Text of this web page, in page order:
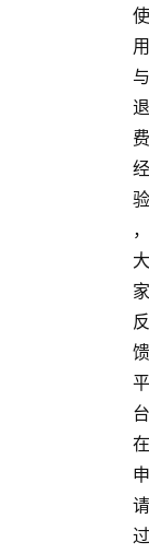
使
用
与
退
费
经
验
，
大
家
反
馈
平
台
在
申
请
过